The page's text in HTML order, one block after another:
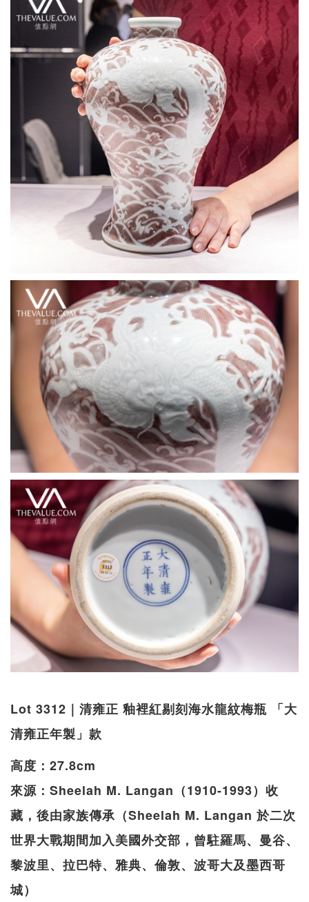
Lot 3312｜清雍正 釉裡紅剔刻海水龍紋梅瓶 「大
清雍正年製」款
高度：27.8cm
來源：Sheelah M. Langan（1910-1993）收
藏，後由家族傳承（Sheelah M. Langan 於二次
世界大戰期間加入美國外交部，曾駐羅馬、曼谷、
黎波里、拉巴特、雅典、倫敦、波哥大及墨西哥
城）